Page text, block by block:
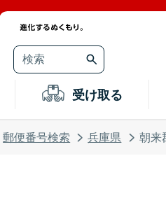
受け取る
郵便番号検索 兵庫県 朝来